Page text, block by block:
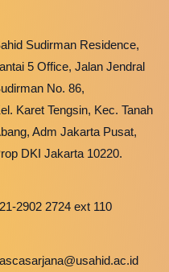
Sudirman Residence,
5 Office, Jalan Jendral
No. 86,
Karet Tengsin, Kec. Tanah
Adm Jakarta Pusat,
DKI Jakarta 10220.
2902 2724 ext 110